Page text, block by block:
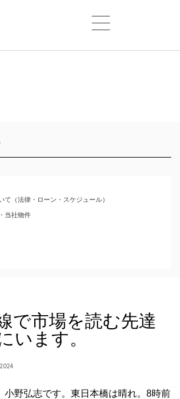
で市場を読む先達
います。
小野弘志です。東日本橋は晴れ。8時前
て（法律・ローン・スケジュール）
当社物件